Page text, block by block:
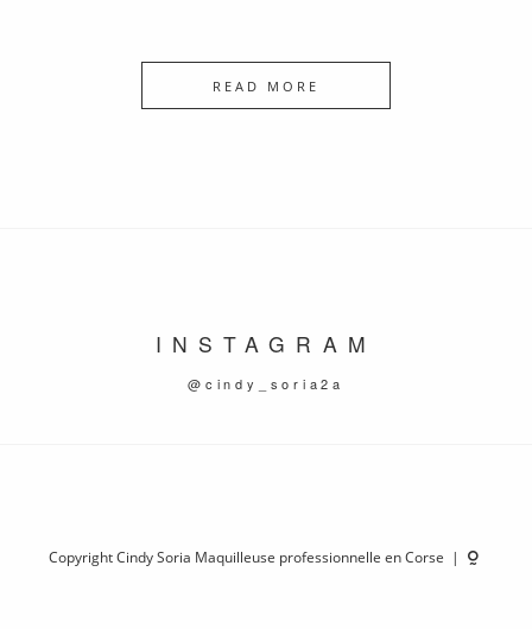
READ MORE
INSTAGRAM
@cindy_soria2a
Copyright Cindy Soria Maquilleuse professionnelle en Corse |